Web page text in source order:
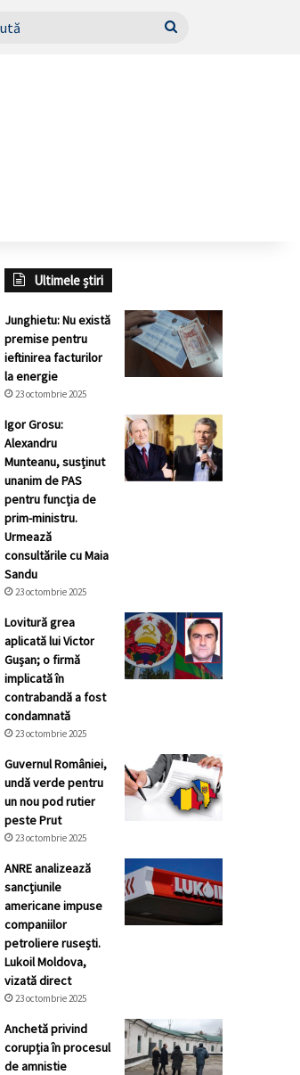
Caută
Ultimele știri
Junghietu: Nu există
premise pentru
ieftinirea facturilor
la energie
23 octombrie 2025
Igor Grosu:
Alexandru
Munteanu, susținut
unanim de PAS
pentru funcția de
prim-ministru.
Urmează
consultările cu Maia
Sandu
23 octombrie 2025
Lovitură grea
aplicată lui Victor
Gușan; o firmă
implicată în
contrabandă a fost
condamnată
23 octombrie 2025
Guvernul României,
undă verde pentru
un nou pod rutier
peste Prut
23 octombrie 2025
ANRE analizează
sancțiunile
americane impuse
companiilor
petroliere rusești.
Lukoil Moldova,
vizată direct
23 octombrie 2025
Anchetă privind
corupția în procesul
de amnistie